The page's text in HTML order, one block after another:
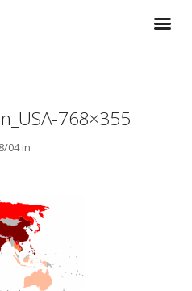
768×355
04 in